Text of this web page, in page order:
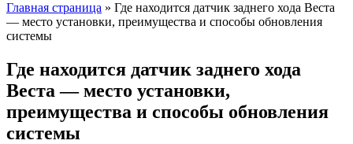
Главная страница » Где находится датчик заднего хода Веста
— место установки, преимущества и способы обновления
системы
Где находится датчик заднего хода
Веста — место установки,
преимущества и способы обновления
системы